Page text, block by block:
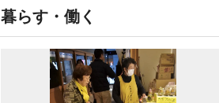
暮らす・働く